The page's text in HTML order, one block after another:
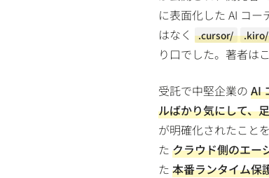
に表面化した AI コ
はなく
.cursor/ .kiro/
り口でした。著者は
受託で中堅企業の AI
ルばかり気にして、
が明確化されたこと
た クラウド側のエー
た 本番ランタイム保